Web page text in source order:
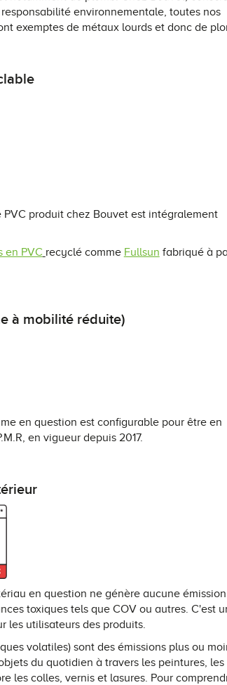
environnementale, toutes nos
exemptes de métaux lourds et donc de
produit chez Bouvet est intégralement
en PVC recyclé comme Fullsun fabriqué à
à mobilité réduite)
en question est configurable pour être en
en vigueur depuis 2017.
en question ne génère aucune émission
toxiques tels que COV ou autres. C'est
les utilisateurs des produits.
volatiles) sont des émissions plus ou
du quotidien à travers les peintures, les
les colles, vernis et lasures. Pour